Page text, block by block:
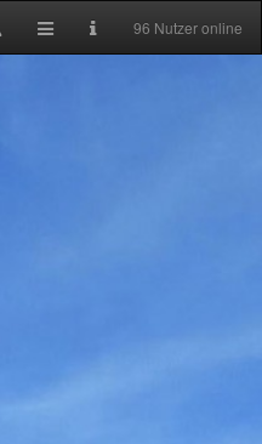
96 Nutzer online